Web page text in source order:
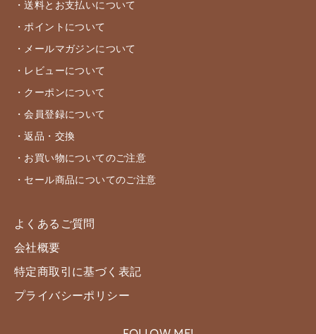
・送料とお支払いについて
・ポイントについて
・メールマガジンについて
・レビューについて
・クーポンについて
・会員登録について
・返品・交換
・お買い物についてのご注意
・セール商品についてのご注意
よくあるご質問
会社概要
特定商取引に基づく表記
プライバシーポリシー